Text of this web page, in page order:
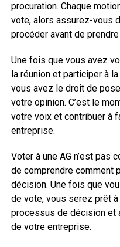
procuration. Chaque
vote, alors assurez-vous
procéder avant de
Une fois que vous avez
la réunion et participer à
vous avez le droit de
votre opinion. C’est le
votre voix et contribuer à
entreprise.
Voter à une AG n’est pas
de comprendre comment
décision. Une fois que
de vote, vous serez prêt
processus de décision et
de votre entreprise.